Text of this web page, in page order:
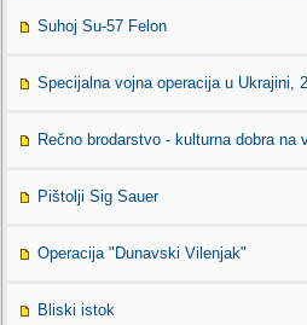
Suhoj Su-57 Felon
Specijalna vojna operacija u Ukrajini,
Rečno brodarstvo - kulturna dobra na
Pištolji Sig Sauer
Operacija "Dunavski Vilenjak"
Bliski istok